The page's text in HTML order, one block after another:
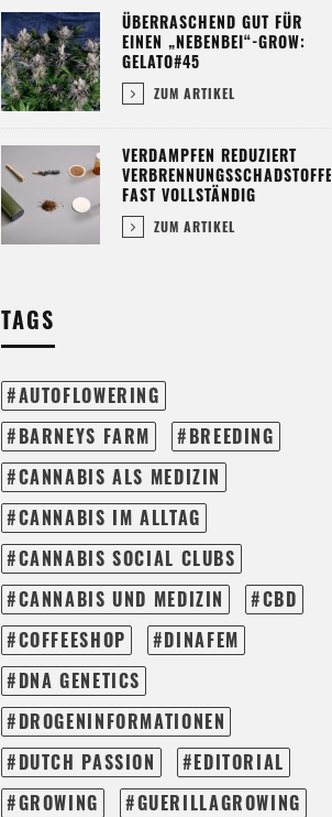
ÜBERRASCHEND GUT FÜR
EINEN „NEBENBEI“-GROW:
GELATO#45
ZUM ARTIKEL
VERDAMPFEN REDUZIERT
VERBRENNUNGSSCHADSTOFFE
FAST VOLLSTÄNDIG
ZUM ARTIKEL
TAGS
AUTOFLOWERING
BARNEYS FARM
BREEDING
CANNABIS ALS MEDIZIN
CANNABIS IM ALLTAG
CANNABIS SOCIAL CLUBS
CANNABIS UND MEDIZIN
CBD
COFFEESHOP
DINAFEM
DNA GENETICS
DROGENINFORMATIONEN
DUTCH PASSION
EDITORIAL
GROWING
GUERILLAGROWING